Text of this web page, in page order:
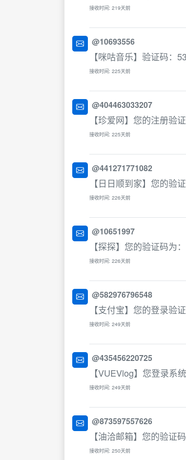
接收时间: 219天前
@10693556
【咪咕音乐】验证码：
接收时间: 225天前
@404463033207
【珍爱网】您的注册验
接收时间: 225天前
@441271771082
【日日顺到家】您的验
接收时间: 226天前
@10651997
【探探】您的验证码为
接收时间: 226天前
@582976796548
【支付宝】您的登录验
接收时间: 249天前
@435456220725
【VUEVlog】您登录系
接收时间: 249天前
@873597557626
【油洽邮箱】您的验证
接收时间: 250天前